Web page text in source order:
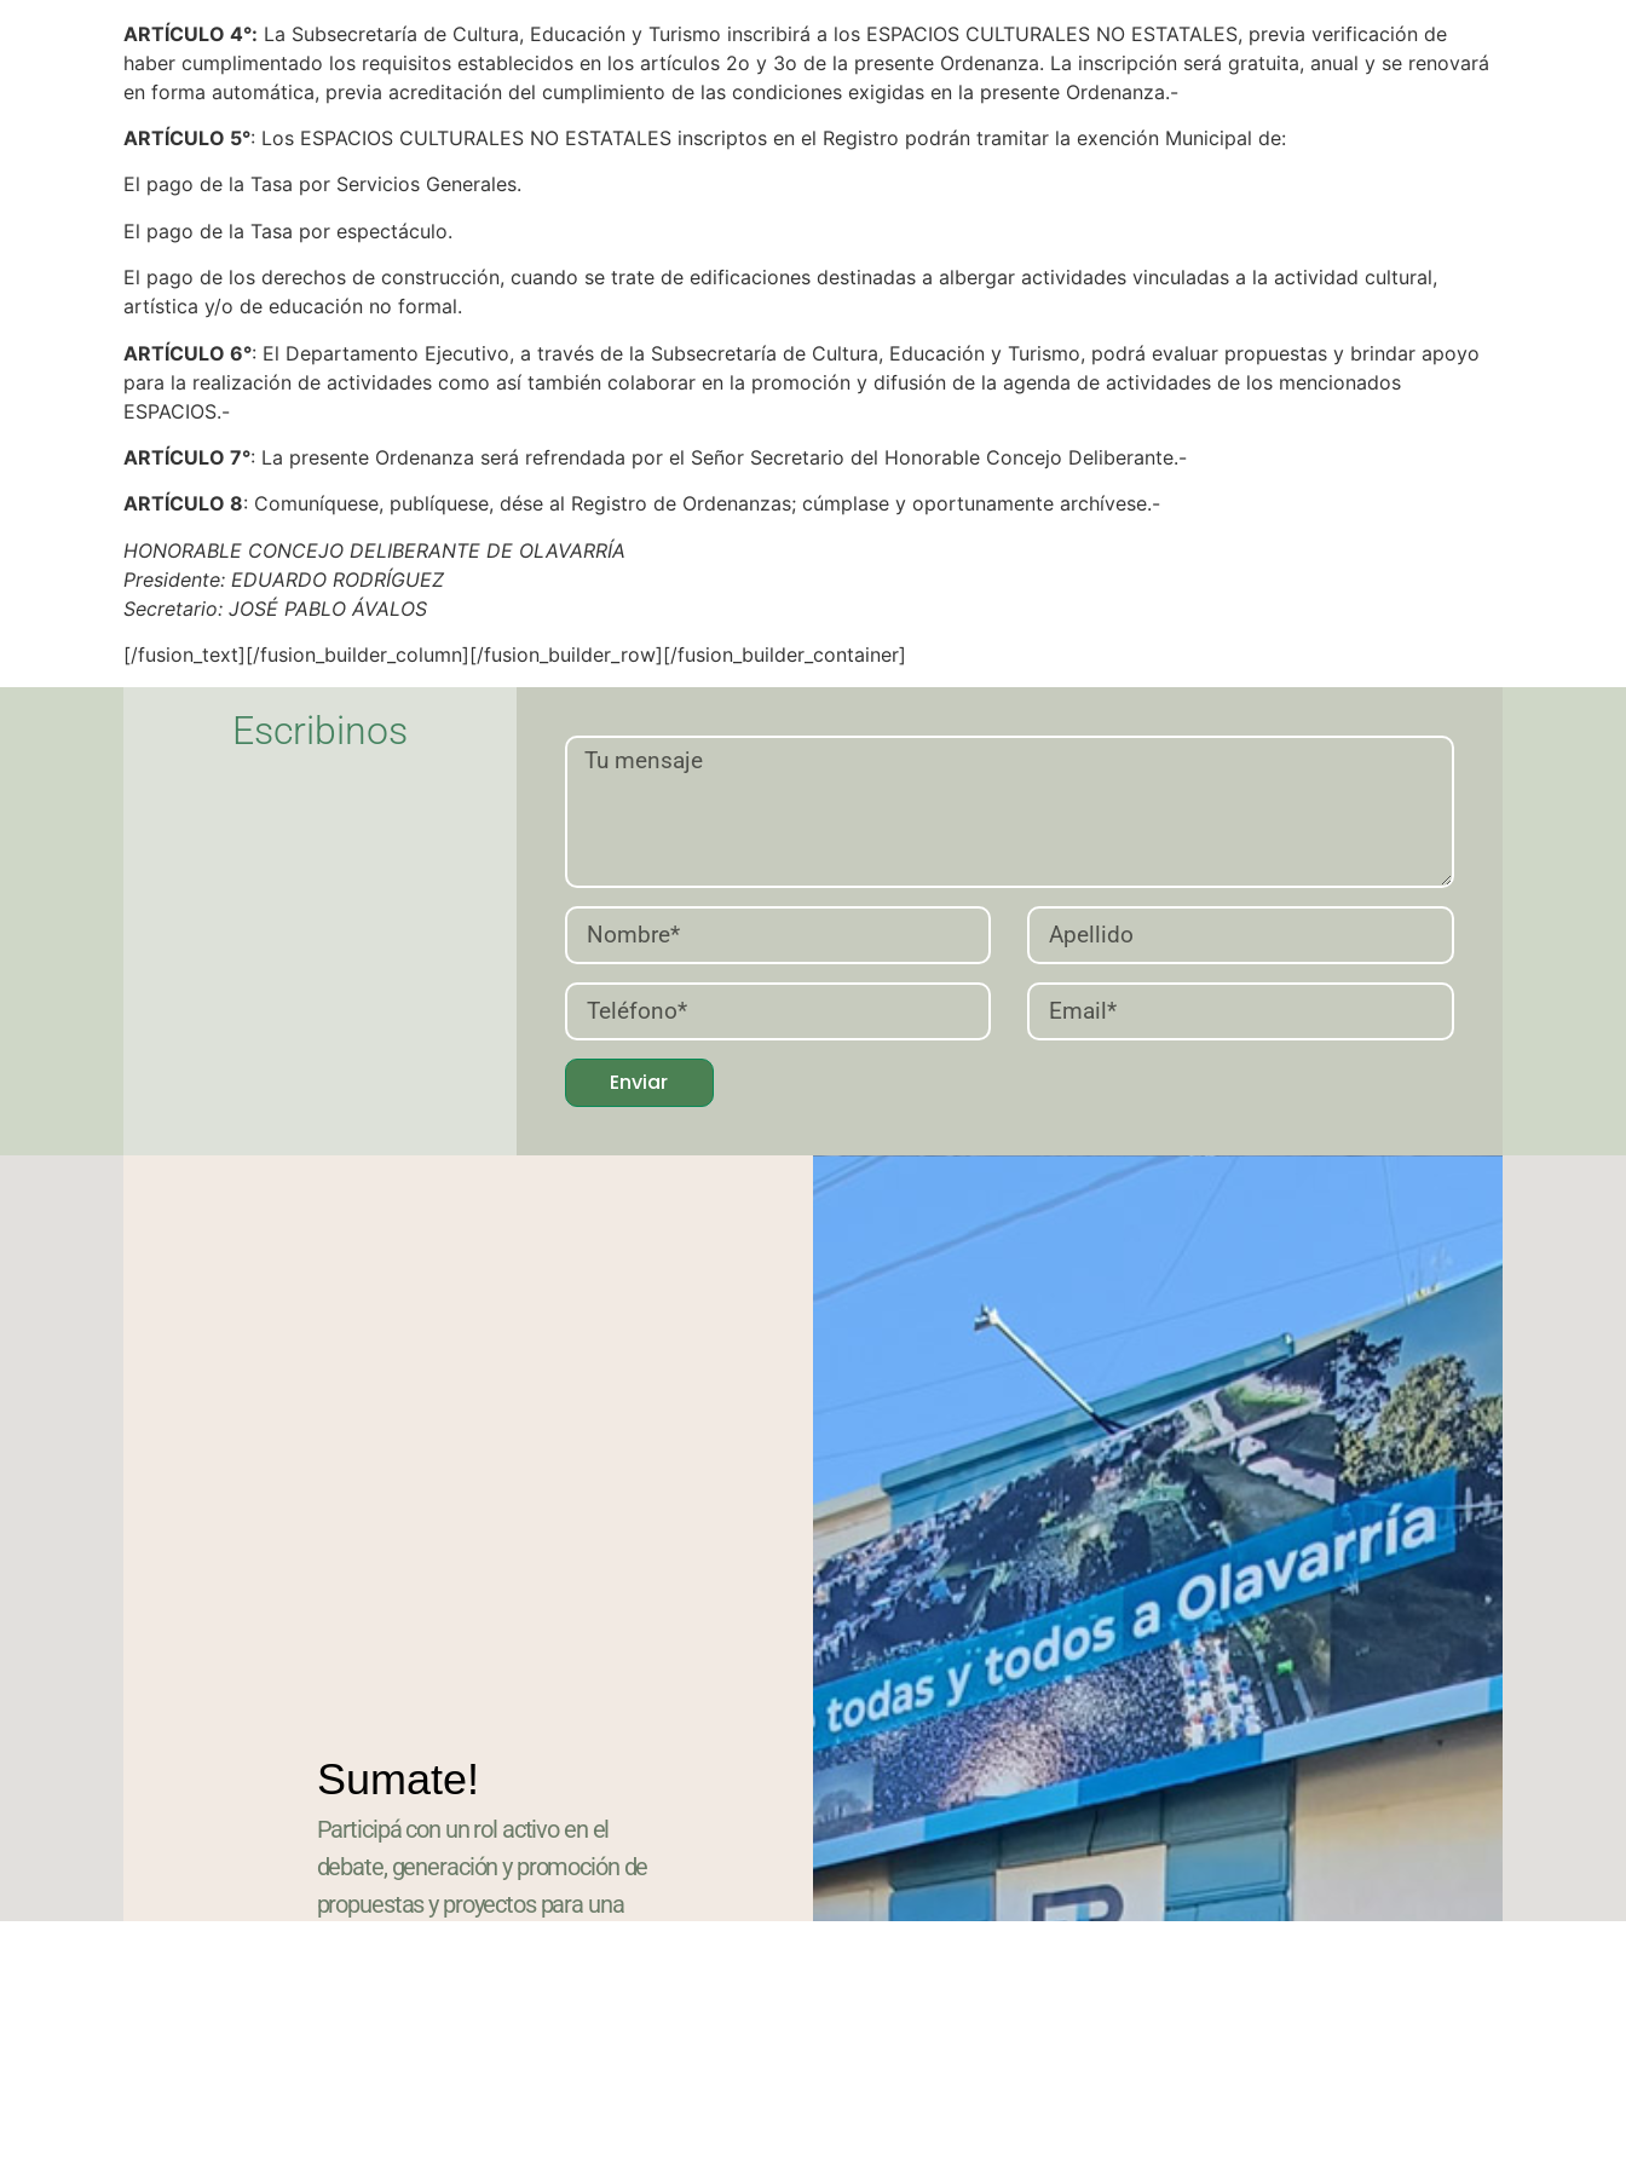
ARTÍCULO 4°: La Subsecretaría de Cultura, Educación y Turismo inscribirá a los ESPACIOS CULTURALES NO ESTATALES, previa verificación de
haber cumplimentado los requisitos establecidos en los artículos 2o y 3o de la presente Ordenanza. La inscripción será gratuita, anual y se renovará
en forma automática, previa acreditación del cumplimiento de las condiciones exigidas en la presente Ordenanza.-
ARTÍCULO 5°: Los ESPACIOS CULTURALES NO ESTATALES inscriptos en el Registro podrán tramitar la exención Municipal de:
El pago de la Tasa por Servicios Generales.
El pago de la Tasa por espectáculo.
El pago de los derechos de construcción, cuando se trate de edificaciones destinadas a albergar actividades vinculadas a la actividad cultural,
artística y/o de educación no formal.
ARTÍCULO 6°: El Departamento Ejecutivo, a través de la Subsecretaría de Cultura, Educación y Turismo, podrá evaluar propuestas y brindar apoyo
para la realización de actividades como así también colaborar en la promoción y difusión de la agenda de actividades de los mencionados
ESPACIOS.-
ARTÍCULO 7°: La presente Ordenanza será refrendada por el Señor Secretario del Honorable Concejo Deliberante.-
ARTÍCULO 8: Comuníquese, publíquese, dése al Registro de Ordenanzas; cúmplase y oportunamente archívese.-
HONORABLE CONCEJO DELIBERANTE DE OLAVARRÍA
Presidente: EDUARDO RODRÍGUEZ
Secretario: JOSÉ PABLO ÁVALOS
[/fusion_text][/fusion_builder_column][/fusion_builder_row][/fusion_builder_container]
Escribinos
Enviar
Sumate!
Participá con un rol activo en el
debate, generación y promoción de
propuestas y proyectos para una